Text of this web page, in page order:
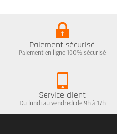
Paiement sécurisé
Paiement en ligne 100% sécurisé
Service client
Du lundi au vendredi de 9h à 17h